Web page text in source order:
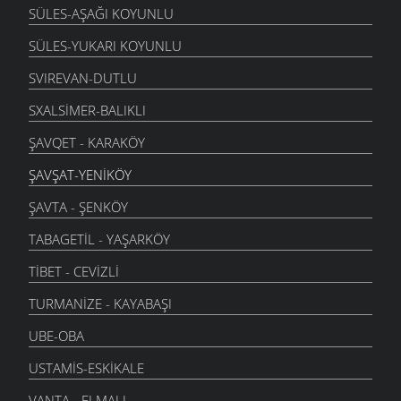
SÜLES-AŞAĞI KOYUNLU
SÜLES-YUKARI KOYUNLU
SVIREVAN-DUTLU
SXALSIMER-BALIKLI
ŞAVQET - KARAKÖY
ŞAVŞAT-YENIKÖY
ŞAVTA - ŞENKÖY
TABAGETIL - YAŞARKÖY
TIBET - CEVIZLI
TURMANIZE - KAYABAŞI
UBE-OBA
USTAMIS-ESKIKALE